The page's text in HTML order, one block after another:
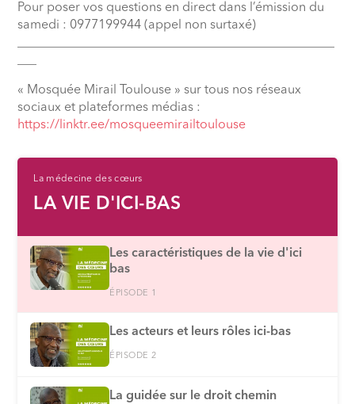
Pour poser vos questions en direct dans l’émission du
samedi : 0977199944 (appel non surtaxé)
« Mosquée Mirail Toulouse » sur tous nos réseaux
sociaux et plateformes médias :
⁠https://linktr.ee/mosqueemirailtoulouse
La médecine des cœurs
LA VIE D'ICI-BAS
Les caractéristiques de la vie d'ici
bas
ÉPISODE 1
Les acteurs et leurs rôles ici-bas
ÉPISODE 2
La guidée sur le droit chemin